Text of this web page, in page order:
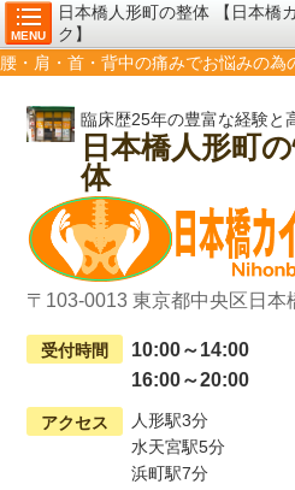
MENU
日本橋人形町の整体 【日本橋
ク】
腰・肩・首・背中の痛みでお悩みの為
臨床歴25年の豊富な経験と
日本橋人形町
体
〒103-0013 東京都中央区日本
受付時間
10:00～14:00
16:00～20:00
アクセス
人形駅3分
水天宮駅5分
浜町駅7分